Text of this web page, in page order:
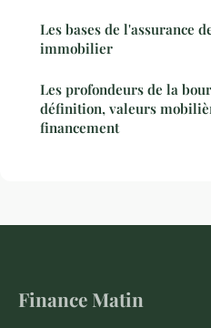
Les bases de l'assurance
immobilier
Les profondeurs de la
définition, valeurs
financement
Finance Matin